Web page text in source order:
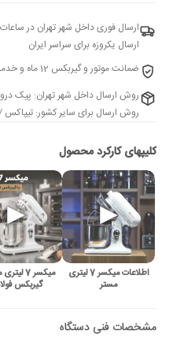
ارسال فوری داخل شهر تهران در
ارسال یکروزه برای سراسر ایران
ضمانت موتور و گیربکس 12 ماه و خدمات پس از فروش 10ساله شرکت اویل تک وارد کننده محصولات مستر تایوان در ایران
روش ارسال داخل شهر تهران: پیک
روش ارسال برای سایر کشور: تیپاکس
اطلاعات میکسر 7 لیتری
مستر
میکسر 7
گیربکس